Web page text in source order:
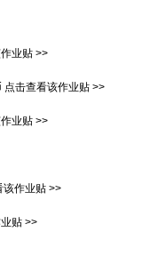
业贴 >>
点击查看该作业贴 >>
业贴 >>
该作业贴 >>
贴 >>